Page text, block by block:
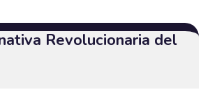
Revolucionaria del